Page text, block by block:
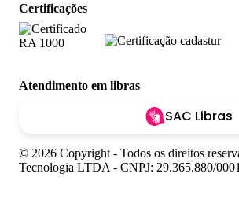
Certificações
Atendimento em libras
SAC Libras
© 2026 Copyright - Todos os direitos
Tecnologia LTDA - CNPJ: 29.365.880/